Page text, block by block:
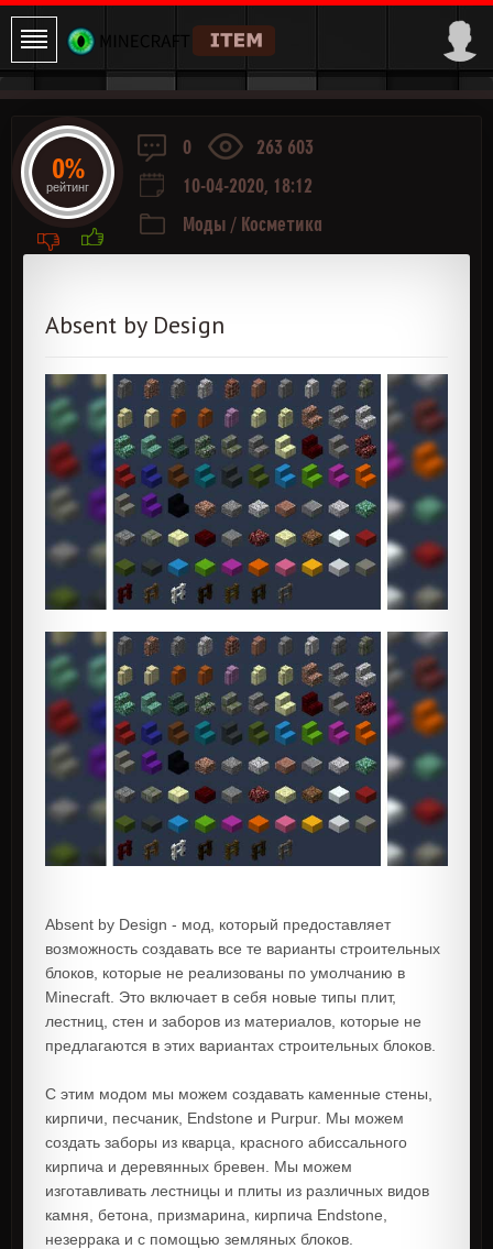
0
263 603
10-04-2020, 18:12
Моды / Косметика
Absent by Design
Absent by Design - мод, который предоставляет
возможность создавать все те варианты строительных
блоков, которые не реализованы по умолчанию в
Minecraft. Это включает в себя новые типы плит,
лестниц, стен и заборов из материалов, которые не
предлагаются в этих вариантах строительных блоков.
С этим модом мы можем создавать каменные стены,
кирпичи, песчаник, Endstone и Purpur. Мы можем
создать заборы из кварца, красного абиссального
кирпича и деревянных бревен. Мы можем
изготавливать лестницы и плиты из различных видов
камня, бетона, призмарина, кирпича Endstone,
незеррака и с помощью земляных блоков.
0%
рейтинг